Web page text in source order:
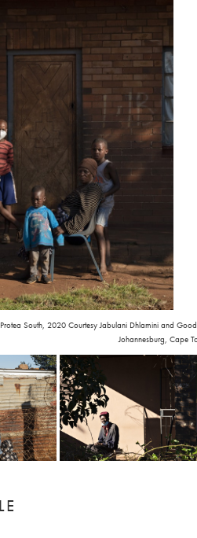
South, 2020 Courtesy Jabulani Dhlamini and
Johannesburg, Cape